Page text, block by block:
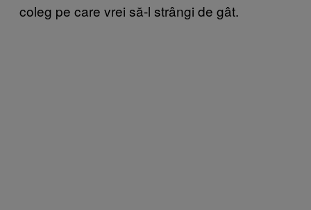
coleg pe care vrei să-l strângi de gât.